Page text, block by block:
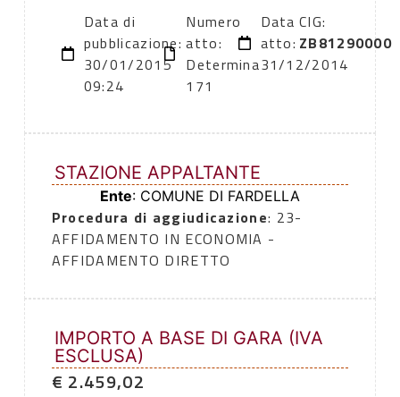
Data di
pubblicazione:
30/01/2015
09:24
Numero
atto:
Determina
171
Data
atto:
31/12/2014
CIG:
ZB81290000
STAZIONE APPALTANTE
Ente: COMUNE DI FARDELLA
Procedura di aggiudicazione: 23-
AFFIDAMENTO IN ECONOMIA -
AFFIDAMENTO DIRETTO
IMPORTO A BASE DI GARA (IVA
ESCLUSA)
€ 2.459,02